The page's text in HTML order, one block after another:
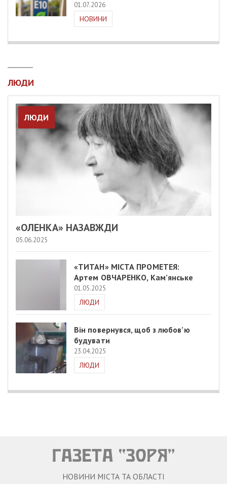
01.07.2026
НОВИНИ
ЛЮДИ
ЛЮДИ
«ОЛЕНКА» НАЗАВЖДИ
05.06.2025
«ТИТАН» МІСТА ПРОМЕТЕЯ:
Артем ОВЧАРЕНКО, Кам’янське
01.05.2025
ЛЮДИ
Він повернувся, щоб з любов’ю
будувати
23.04.2025
ЛЮДИ
НОВИНИ МІСТА ТА ОБЛАСТІ